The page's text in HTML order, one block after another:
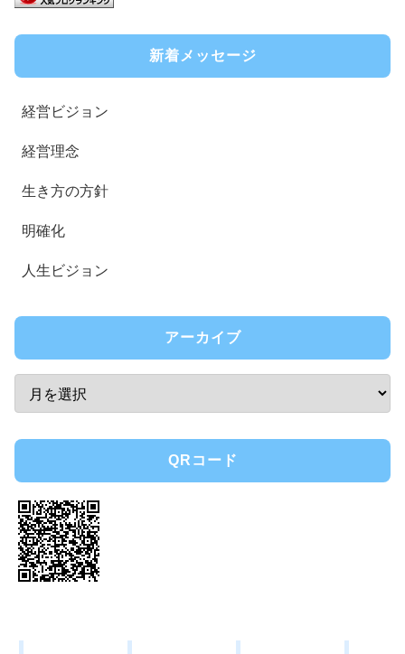
新着メッセージ
経営ビジョン
経営理念
生き方の方針
明確化
人生ビジョン
アーカイブ
QRコード